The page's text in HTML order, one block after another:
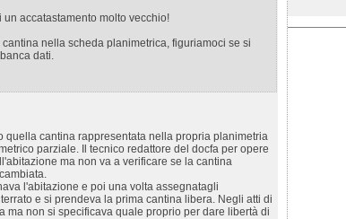
accatastamento molto vecchio!
nella scheda planimetrica, figuriamoci se si
dati.
quella cantina rappresentata nella propria planimetria
parziale. Il tecnico redattore del docfa per opere
ma non va a verificare se la cantina
l'abitazione e poi una volta assegnatagli
e si prendeva la prima cantina libera. Negli atti di
ma non si specificava quale proprio per dare libertà di